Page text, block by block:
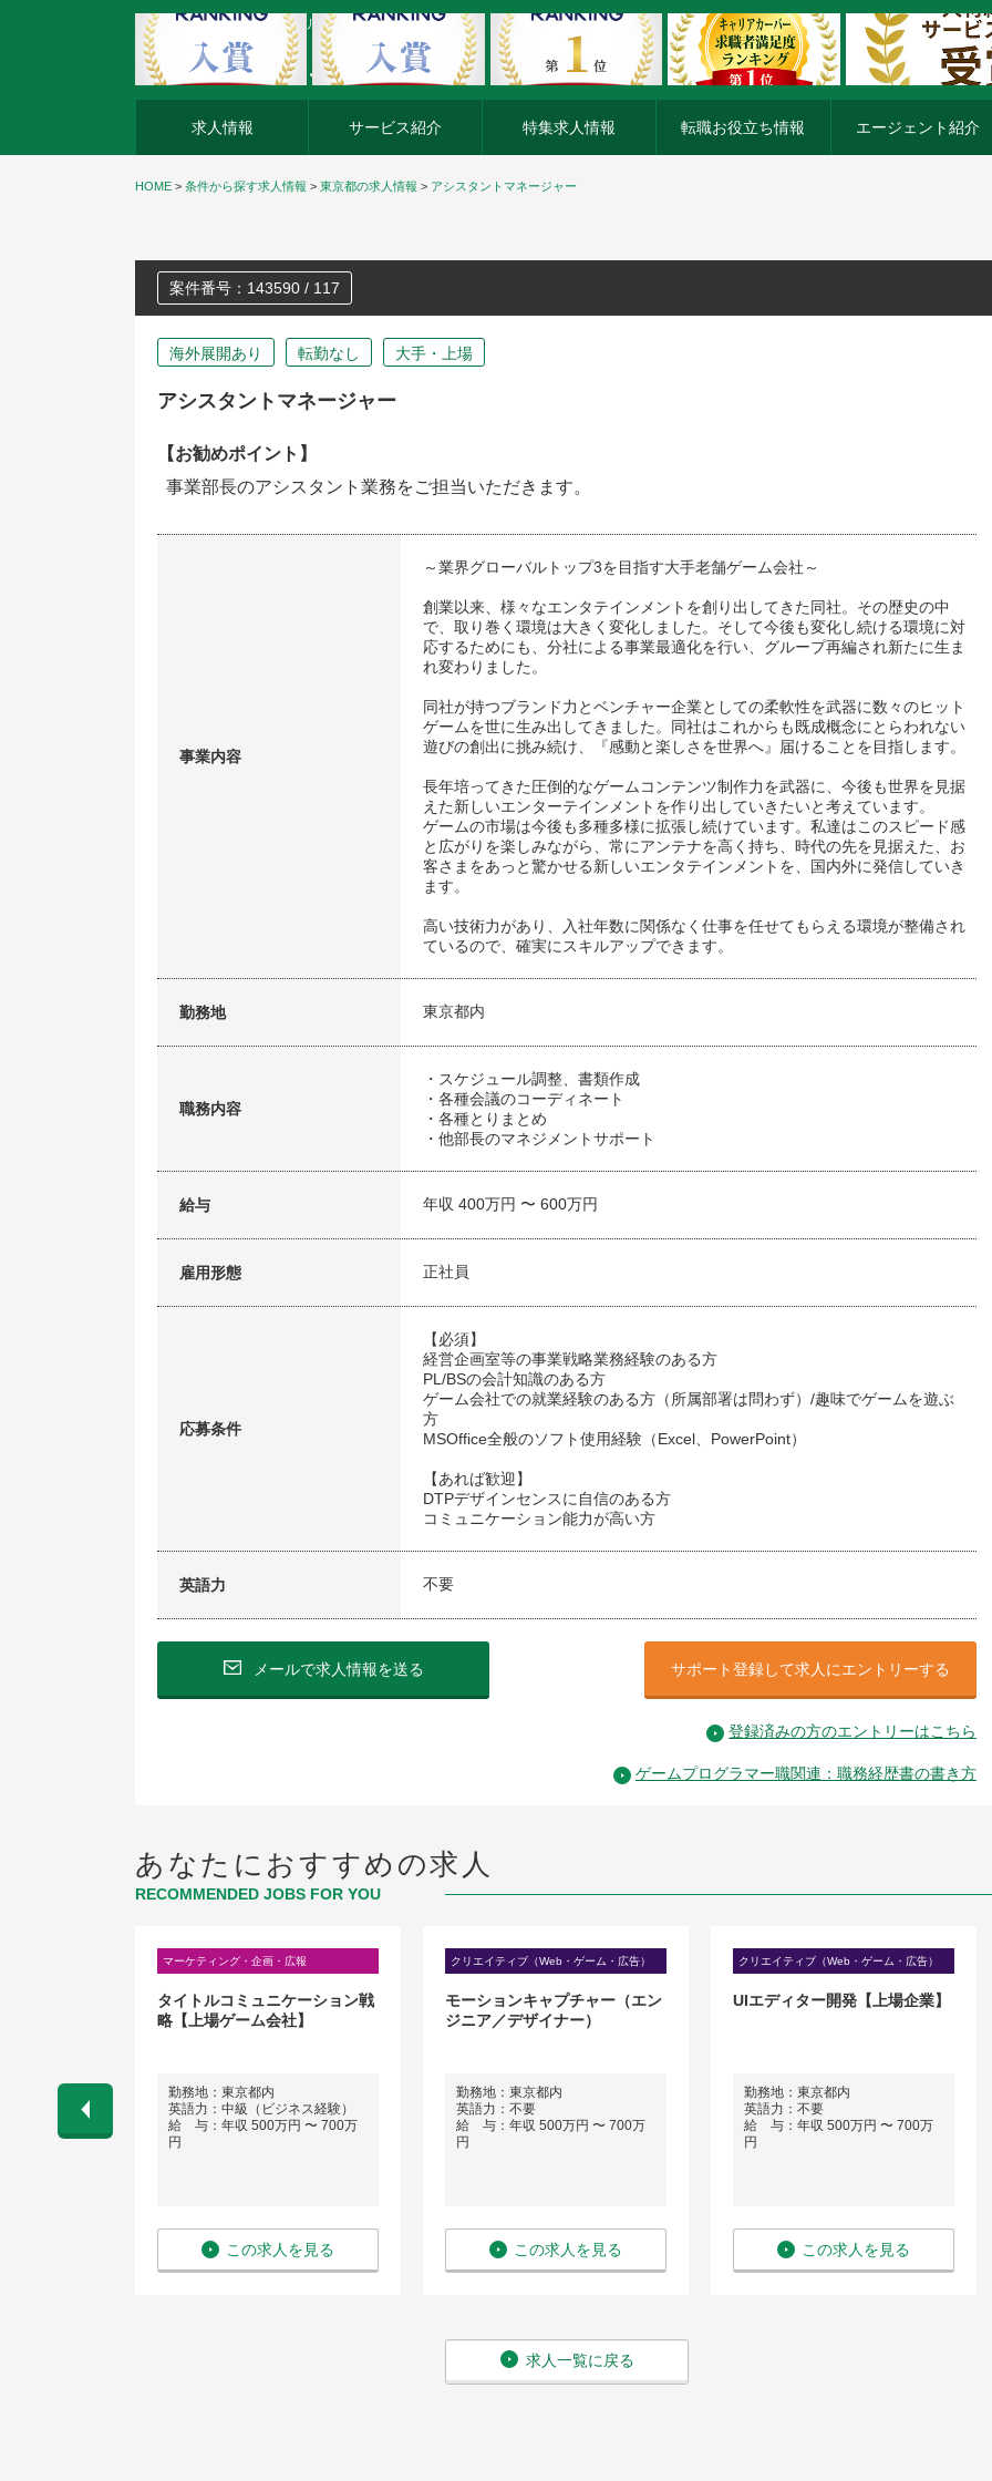
外資系企業の転職・キャリア転職ならアージスジャパン
求人情報 サービス紹介 特集求人情報 転職お役立ち情報 エージェント紹介
HOME > 条件から探す求人情報 > 東京都の求人情報 > アシスタントマネージャー
案件番号：143590 / 117
海外展開あり 転勤なし 大手・上場
アシスタントマネージャー
【お勧めポイント】
事業部長のアシスタント業務をご担当いただきます。
事業内容
～業界グローバルトップ3を目指す大手老舗ゲーム会社～
創業以来、様々なエンタテインメントを創り出してきた同社。その歴史の中
で、取り巻く環境は大きく変化しました。そして今後も変化し続ける環境に対
応するためにも、分社による事業最適化を行い、グループ再編され新たに生ま
れ変わりました。
同社が持つブランド力とベンチャー企業としての柔軟性を武器に数々のヒット
ゲームを世に生み出してきました。同社はこれからも既成概念にとらわれない
遊びの創出に挑み続け、『感動と楽しさを世界へ』届けることを目指します。
長年培ってきた圧倒的なゲームコンテンツ制作力を武器に、今後も世界を見据
えた新しいエンターテインメントを作り出していきたいと考えています。
ゲームの市場は今後も多種多様に拡張し続けています。私達はこのスピード感
と広がりを楽しみながら、常にアンテナを高く持ち、時代の先を見据えた、お
客さまをあっと驚かせる新しいエンタテインメントを、国内外に発信していき
ます。
高い技術力があり、入社年数に関係なく仕事を任せてもらえる環境が整備され
ているので、確実にスキルアップできます。
勤務地 東京都内
職務内容
・スケジュール調整、書類作成
・各種会議のコーディネート
・各種とりまとめ
・他部長のマネジメントサポート
給与 年収 400万円 〜 600万円
雇用形態 正社員
応募条件
【必須】
経営企画室等の事業戦略業務経験のある方
PL/BSの会計知識のある方
ゲーム会社での就業経験のある方（所属部署は問わず）/趣味でゲームを遊ぶ
方
MSOffice全般のソフト使用経験（Excel、PowerPoint）
【あれば歓迎】
DTPデザインセンスに自信のある方
コミュニケーション能力が高い方
英語力 不要
メールで求人情報を送る サポート登録して求人にエントリーする
登録済みの方のエントリーはこちら
ゲームプログラマー職関連：職務経歴書の書き方
あなたにおすすめの求人
RECOMMENDED JOBS FOR YOU
マーケティング・企画・広報
タイトルコミュニケーション戦
略【上場ゲーム会社】
勤務地：東京都内
英語力：中級（ビジネス経験）
給 与：年収 500万円 〜 700万
円
この求人を見る
クリエイティブ（Web・ゲーム・広告）
モーションキャプチャー（エン
ジニア／デザイナー）
勤務地：東京都内
英語力：不要
給 与：年収 500万円 〜 700万
円
この求人を見る
クリエイティブ（Web・ゲーム・広告）
UIエディター開発【上場企業】
勤務地：東京都内
英語力：不要
給 与：年収 500万円 〜 700万
円
この求人を見る
求人一覧に戻る